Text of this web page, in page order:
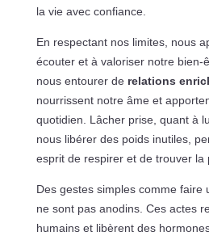
la vie avec confiance.
En respectant nos limites, nous
écouter et à valoriser notre bien-
nous entourer de relations
nourrissent notre âme et
quotidien. Lâcher prise, quant à
nous libérer des poids inutiles,
esprit de respirer et de trouver la
Des gestes simples comme faire
ne sont pas anodins. Ces actes
humains et libèrent des